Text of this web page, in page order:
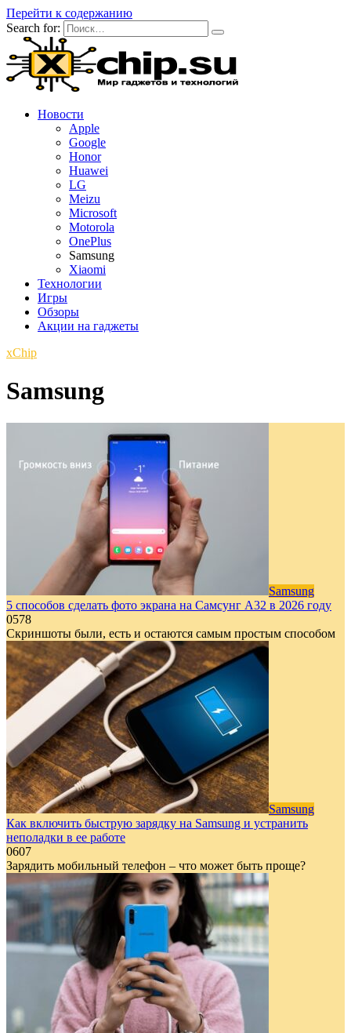
Перейти к содержанию
Search for:
Новости
Apple
Google
Honor
Huawei
LG
Meizu
Microsoft
Motorola
OnePlus
Samsung
Xiaomi
Технологии
Игры
Обзоры
Акции на гаджеты
xСhip
Samsung
Samsung
5 способов сделать фото экрана на Самсунг A32 в 2026 году
0578
Скриншоты были, есть и остаются самым простым способом
Samsung
Как включить быструю зарядку на Samsung и устранить
неполадки в ее работе
0607
Зарядить мобильный телефон – что может быть проще?